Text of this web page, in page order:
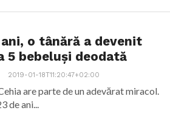
ani, o tânără a devenit
5 bebeluși deodată
2019-01-18T11:20:47+02:00
are parte de un adevărat miracol.
de ani...